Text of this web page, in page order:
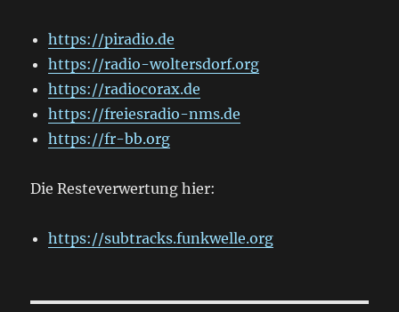
https://piradio.de
https://radio-woltersdorf.org
https://radiocorax.de
https://freiesradio-nms.de
https://fr-bb.org
Die Resteverwertung hier:
https://subtracks.funkwelle.org